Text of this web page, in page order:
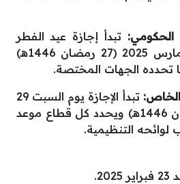
الحكومي: تبدأ إجازة عيد الفطر
من يوم الخميس 27 مارس 2025 (27 رمضان 1446هـ)
تحدده الجهات المختصة.
تبدأ الإجازة يوم السبت 29
مارس 2025 (29 رمضان 1446هـ) ويحدد كل قطاع موعد
التنظيمية.